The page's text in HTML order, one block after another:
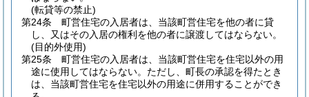
(転貸等の禁止)
第24条
町営住宅の入居者は、当該町営住宅を他の者に貸
し、又はその入居の権利を他の者に譲渡してはならない。
(目的外使用)
第25条
町営住宅の入居者は、当該町営住宅を住宅以外の用
途に使用してはならない。 ただし、町長の承認を得たとき
は、当該町営住宅を住宅以外の用途に併用することができ